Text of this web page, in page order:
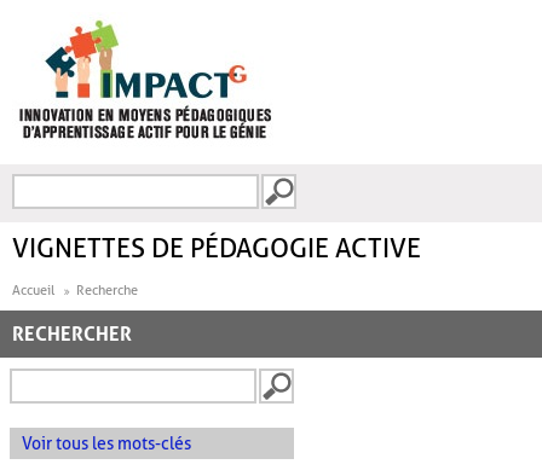
FORMULAIRE DE
VIGNETTES DE PÉDAGOGIE ACTIVE
Accueil Recherche
RECHERCHER
Voir tous les mots-clés